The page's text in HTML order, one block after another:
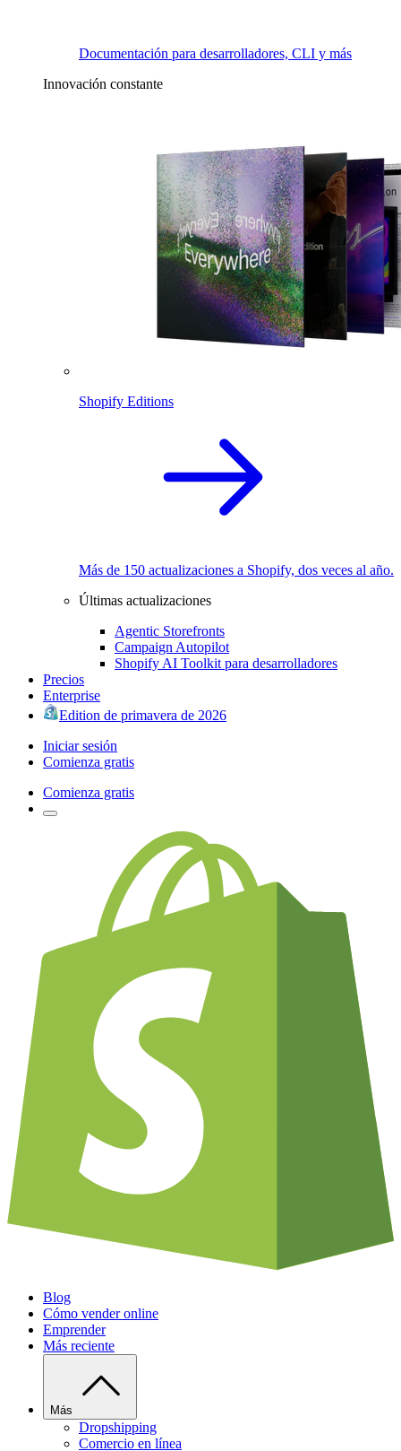
Documentación para desarrolladores, CLI y más
Innovación constante
Shopify Editions
Más de 150 actualizaciones a Shopify, dos veces al año.
Últimas actualizaciones
Agentic Storefronts
Campaign Autopilot
Shopify AI Toolkit para desarrolladores
Precios
Enterprise
Edition de primavera de 2026
Iniciar sesión
Comienza gratis
Comienza gratis
Blog
Cómo vender online
Emprender
Más reciente
Más
Dropshipping
Comercio en línea